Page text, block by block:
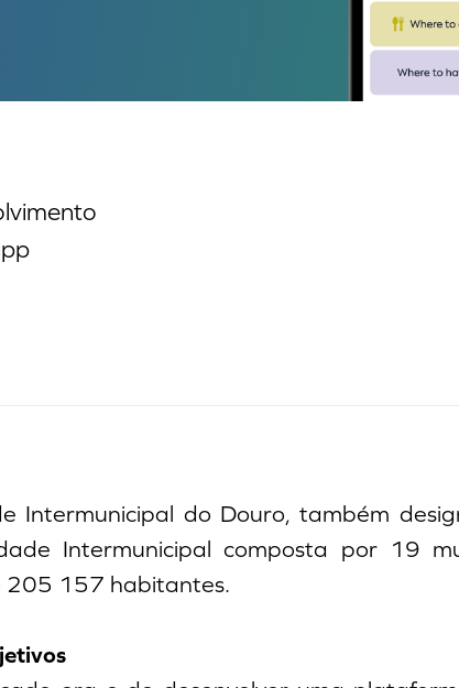
Intermunicipal do Douro, também
Intermunicipal composta por 19
205 157 habitantes.